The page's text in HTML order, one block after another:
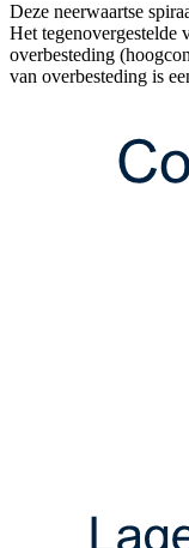
Deze neerwaartse
Het tegenovergestelde
overbesteding
van overbesteding is